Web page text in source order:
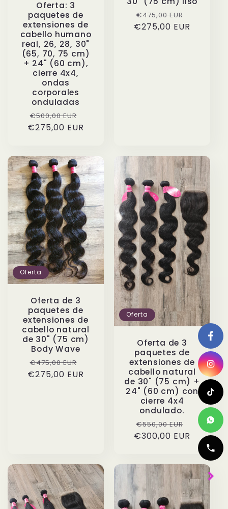
Oferta: 3
paquetes de
extensiones de
cabello humano
real, 26, 28, 30"
(65, 70, 75 cm)
+ 24" (60 cm),
cierre 4x4,
ondas
corporales
onduladas
Precio
habitual
€500,00 EURPrecio
de
€275,00 EUR
Precio
habitual
€475,00 EURPrecio
de
€275,00 EUR
Oferta
Oferta de 3
paquetes de
extensiones de
cabello natural
de 30" (75 cm)
Body Wave
Precio
habitual
€475,00 EURPrecio
de
€275,00 EUR
Oferta
Oferta de 3
paquetes de
extensiones de
cabello natural
de 30" (75 cm) +
24" (60 cm) con
cierre 4x4
ondulado.
Precio
habitual
€550,00 EURPrecio
de
oferta
€300,00 EUR